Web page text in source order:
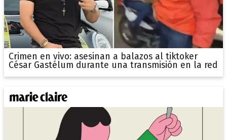
Crimen en vivo: asesinan a balazos al tiktoker
César Gastélum durante una transmisión en la red